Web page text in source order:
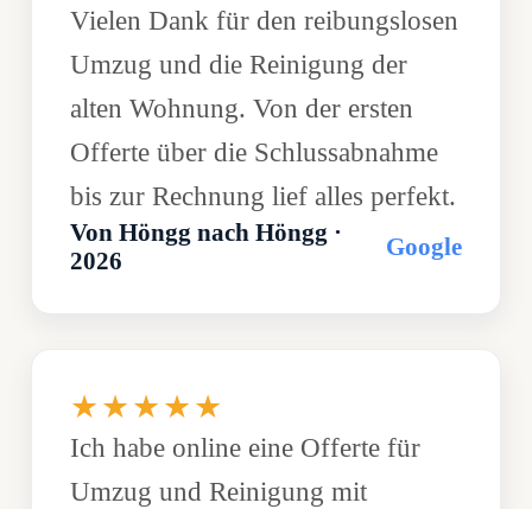
Vielen Dank für den reibungslosen
Umzug und die Reinigung der
alten Wohnung. Von der ersten
Offerte über die Schlussabnahme
bis zur Rechnung lief alles perfekt.
Von Höngg nach Höngg ·
2026
Google
★★★★★
Ich habe online eine Offerte für
Umzug und Reinigung mit